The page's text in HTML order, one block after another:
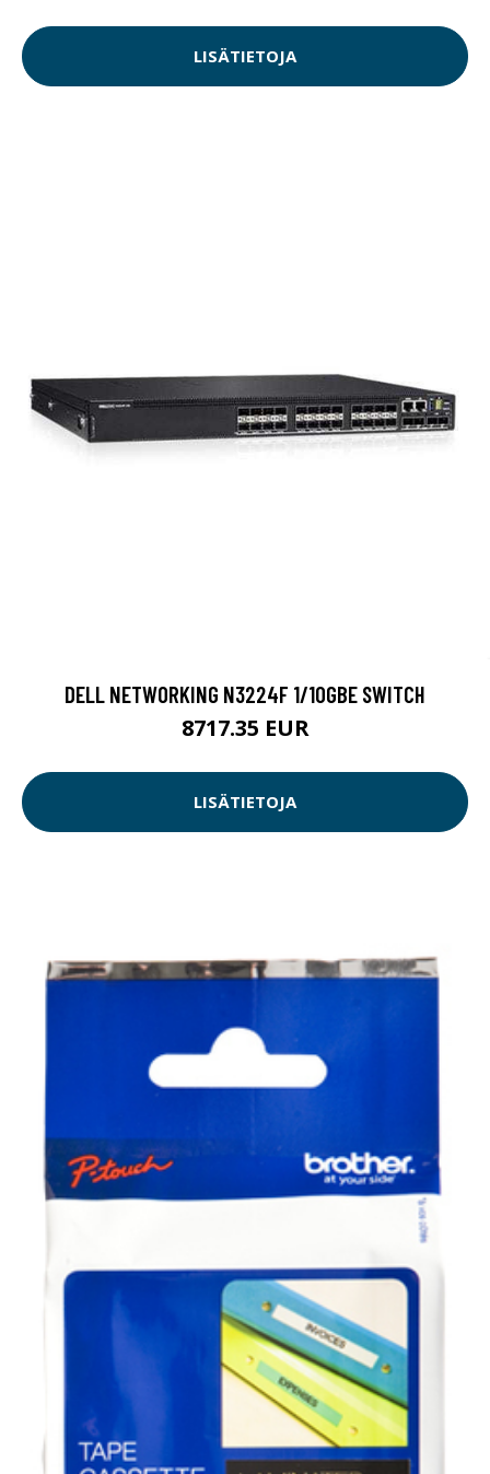
LISÄTIETOJA
DELL NETWORKING N3224F 1/10GBE SWITCH
8717.35 EUR
LISÄTIETOJA